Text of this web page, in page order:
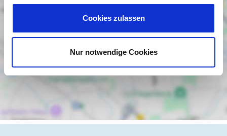
Cookies zulassen
Nur notwendige Cookies